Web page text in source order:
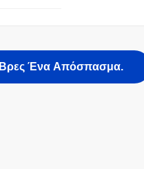
Βρες Ένα Απόσπασμα.